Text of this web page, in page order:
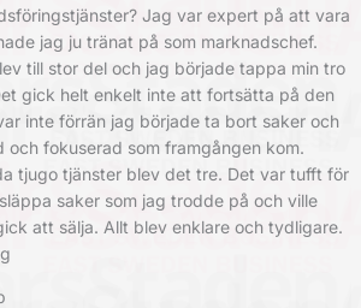
Jag var expert på att vara
jag ju tränat på som marknadschef.
till stor del och jag började tappa min tro
gick helt enkelt inte att fortsätta på den
inte förrän jag började ta bort saker och
och fokuserad som framgången kom.
tjugo tjänster blev det tre. Det var tufft för
saker som jag trodde på och ville
att sälja. Allt blev enklare och tydligare.